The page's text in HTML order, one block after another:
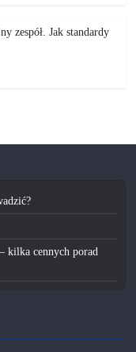
zespół. Jak standardy
kilka cennych porad